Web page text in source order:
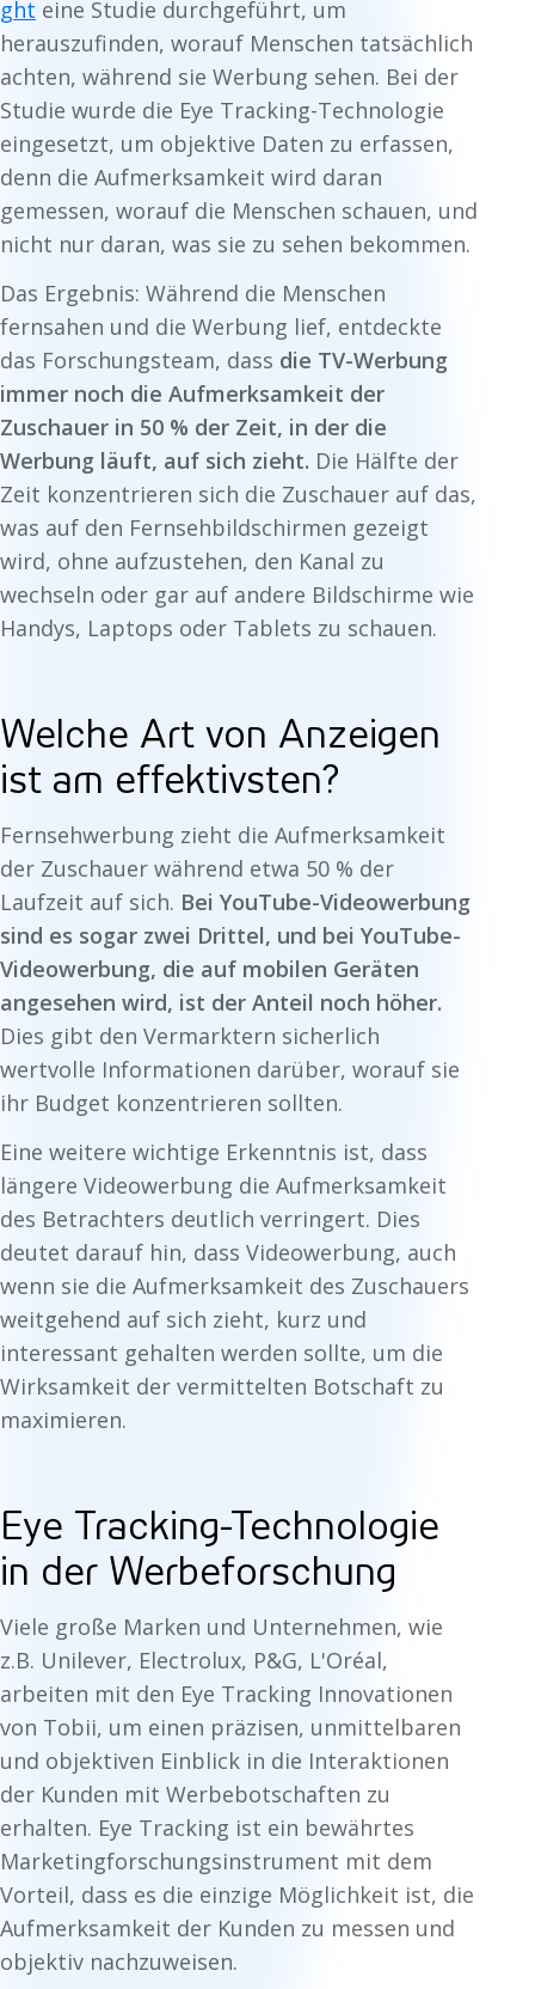
ght eine Studie durchgeführt, um
herauszufinden, worauf Menschen tatsächlich
achten, während sie Werbung sehen. Bei der
Studie wurde die Eye Tracking-Technologie
eingesetzt, um objektive Daten zu erfassen,
denn die Aufmerksamkeit wird daran
gemessen, worauf die Menschen schauen, und
nicht nur daran, was sie zu sehen bekommen.
Das Ergebnis: Während die Menschen
fernsahen und die Werbung lief, entdeckte
das Forschungsteam, dass die TV-Werbung
immer noch die Aufmerksamkeit der
Zuschauer in 50 % der Zeit, in der die
Werbung läuft, auf sich zieht. Die Hälfte der
Zeit konzentrieren sich die Zuschauer auf das,
was auf den Fernsehbildschirmen gezeigt
wird, ohne aufzustehen, den Kanal zu
wechseln oder gar auf andere Bildschirme wie
Handys, Laptops oder Tablets zu schauen.
Welche Art von Anzeigen
ist am effektivsten?
Fernsehwerbung zieht die Aufmerksamkeit
der Zuschauer während etwa 50 % der
Laufzeit auf sich. Bei YouTube-Videowerbung
sind es sogar zwei Drittel, und bei YouTube-
Videowerbung, die auf mobilen Geräten
angesehen wird, ist der Anteil noch höher.
Dies gibt den Vermarktern sicherlich
wertvolle Informationen darüber, worauf sie
ihr Budget konzentrieren sollten.
Eine weitere wichtige Erkenntnis ist, dass
längere Videowerbung die Aufmerksamkeit
des Betrachters deutlich verringert. Dies
deutet darauf hin, dass Videowerbung, auch
wenn sie die Aufmerksamkeit des Zuschauers
weitgehend auf sich zieht, kurz und
interessant gehalten werden sollte, um die
Wirksamkeit der vermittelten Botschaft zu
maximieren.
Eye Tracking-Technologie
in der Werbeforschung
Viele große Marken und Unternehmen, wie
z.B. Unilever, Electrolux, P&G, L'Oréal,
arbeiten mit den Eye Tracking Innovationen
von Tobii, um einen präzisen, unmittelbaren
und objektiven Einblick in die Interaktionen
der Kunden mit Werbebotschaften zu
erhalten. Eye Tracking ist ein bewährtes
Marketingforschungsinstrument mit dem
Vorteil, dass es die einzige Möglichkeit ist, die
Aufmerksamkeit der Kunden zu messen und
objektiv nachzuweisen.